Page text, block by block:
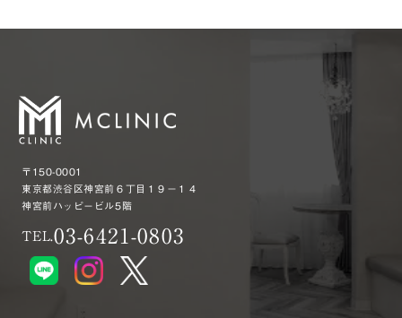
〒150-0001
東京都渋谷区神宮前６丁目１９−１４
神宮前ハッピービル5階
TEL.03-6421-0803